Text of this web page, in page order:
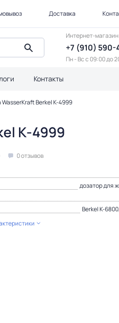
Доставка
Интернет-магазин
+7 (910) 590-
Пн - Вс с 09:00 до
Контакты
Berkel K-4999
K-4999
0 отзывов
дозатор для
Berkel K-